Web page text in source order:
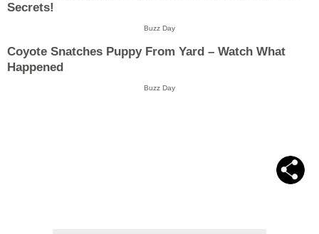
Secrets!
Buzz Day
Coyote Snatches Puppy From Yard – Watch What
Happened
Buzz Day